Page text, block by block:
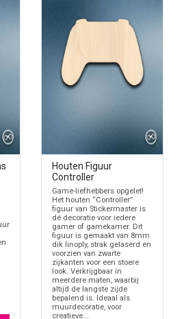
Houten Figuur
Controller
Game-liefhebbers opgelet!
Het houten “Controller”
figuur van Stickermaster is
dé decoratie voor iedere
gamer of gamekamer. Dit
figuur is gemaakt van 8mm
dik linoply, strak gelaserd en
voorzien van zwarte
zijkanten voor een stoere
look. Verkrijgbaar in
meerdere maten, waarbij
altijd de langste zijde
bepalend is. Ideaal als
muurdecoratie, voor
creatieve...